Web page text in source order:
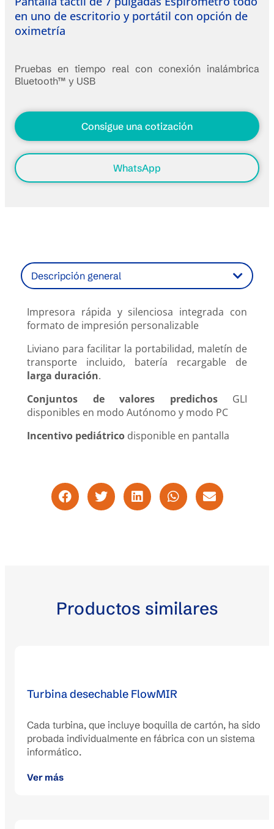
en uno de escritorio y portátil con opción de
oximetría
Pruebas en tiempo real con conexión inalámbrica
Bluetooth™ y USB
Consigue una cotización
WhatsApp
Descripción general
Impresora rápida y silenciosa integrada con
formato de impresión personalizable
Liviano para facilitar la portabilidad, maletín de
transporte incluido, batería recargable de
larga duración.
Conjuntos de valores predichosGLI
disponibles en modo Autónomo y modo PC
Incentivo pediátrico disponible en pantalla
Productos similares
Turbina desechable FlowMIR
Cada turbina, que incluye boquilla de cartón, ha sido
probada individualmente en fábrica con un sistema
informático.
Ver más